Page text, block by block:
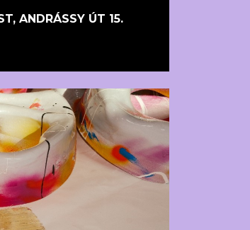
ANDRÁSSY ÚT 15.